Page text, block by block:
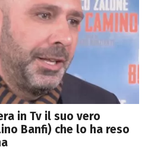
in Tv il suo vero
Banfi) che lo ha reso